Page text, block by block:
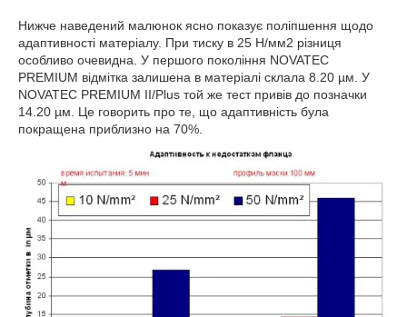
Нижче наведений малюнок ясно показує поліпшення щодо
адаптивності матеріалу. При тиску в 25 Н/мм2 різниця
особливо очевидна. У першого покоління NOVATEC
PREMIUM відмітка залишена в матеріалі склала 8.20 µм. У
NOVATEC PREMIUM II/Plus той же тест привів до позначки
14.20 µм. Це говорить про те, що адаптивність була
покращена приблизно на 70%.